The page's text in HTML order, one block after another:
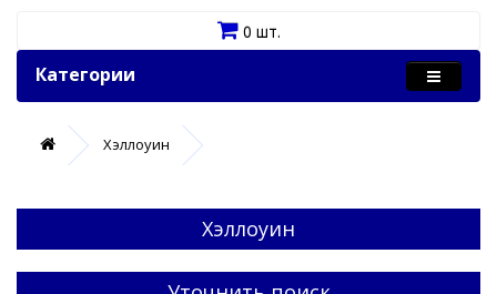
0 шт.
Категории
Хэллоуин
Хэллоуин